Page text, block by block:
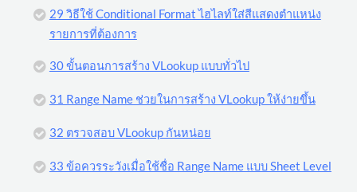
29 วิธีใช้ Conditional Format ไฮไลท์ใส่สีแสดงตำแหน่ง
รายการที่ต้องการ
30 ขั้นตอนการสร้าง VLookup แบบทั่วไป
31 Range Name ช่วยในการสร้าง VLookup ให้ง่ายขึ้น
32 ตรวจสอบ VLookup กันหน่อย
33 ข้อควรระวังเมื่อใช้ชื่อ Range Name แบบ Sheet Level